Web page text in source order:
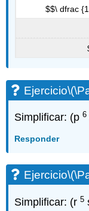
$$\ dfrac
Ejercicio
Simplificar: (p6
Responder
Ejercicio
Simplificar: (r5